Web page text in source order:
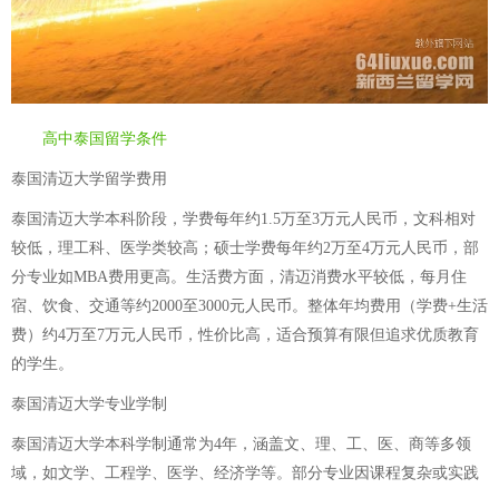
高中泰国留学条件
泰国清迈大学留学费用
泰国清迈大学本科阶段，学费每年约1.5万至3万元人民币，文科相对
较低，理工科、医学类较高；硕士学费每年约2万至4万元人民币，部
分专业如MBA费用更高。生活费方面，清迈消费水平较低，每月住
宿、饮食、交通等约2000至3000元人民币。整体年均费用（学费+生活
费）约4万至7万元人民币，性价比高，适合预算有限但追求优质教育
的学生。
泰国清迈大学专业学制
泰国清迈大学本科学制通常为4年，涵盖文、理、工、医、商等多领
域，如文学、工程学、医学、经济学等。部分专业因课程复杂或实践